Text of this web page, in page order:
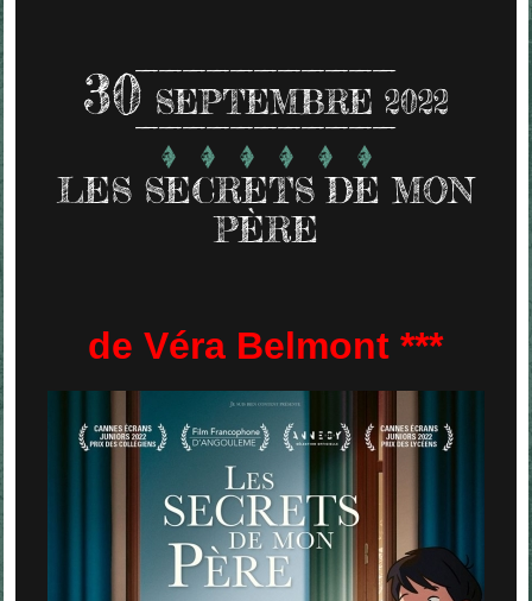
30 SEPTEMBRE 2022
LES SECRETS DE MON
PÈRE
de Véra Belmont ***